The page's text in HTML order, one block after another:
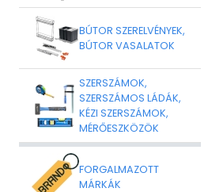
BÚTOR SZERELVÉNYEK,
BÚTOR VASALATOK
SZERSZÁMOK,
SZERSZÁMOS LÁDÁK,
KÉZI SZERSZÁMOK,
MÉRŐESZKÖZÖK
FORGALMAZOTT
MÁRKÁK